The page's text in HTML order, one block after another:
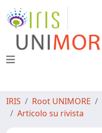
IRIS Root UNIMORE
Articolo su rivista